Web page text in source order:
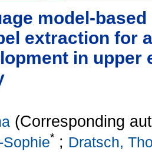
model-
extraction for
in upper
(Corresponding
* ; Dratsch,